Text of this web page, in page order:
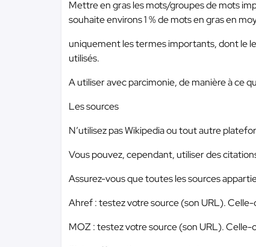
Mettre en gras les mots/groupes de mots
souhaite environs 1 % de mots en gras en
uniquement les termes importants, dont le
utilisés.
A utiliser avec parcimonie, de manière à ce
Les sources
N’utilisez pas Wikipedia ou tout autre
Vous pouvez, cependant, utiliser des
Assurez-vous que toutes les sources
Ahref : testez votre source (son URL).
MOZ : testez votre source (son URL).